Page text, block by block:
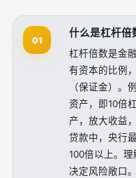
01
什么是杠杆倍
杠杆倍数是金
有资本的比例
（保证金）。
资产，即10倍
产，放大收益
贷款中，央行
100倍以上。
决定风险敞口